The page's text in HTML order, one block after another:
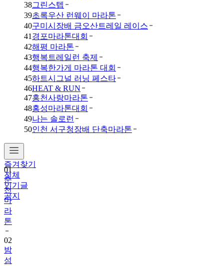
38그린스텝
39초록우산 런웨이 마라톤
40구미시장배 금오산트레일 레이스
41 경포마라톤대회
42해평 마라톤
43행복트레일런 축제
44행복한가게 마라톤 대회
45하트시그널 러닝 페스타
46HEAT & RUN
47홍천사랑마라톤
48홍성마라톤대회
49나는 솔로런
50인천 서구청장배 단축마라톤
즐겨찾기
전체
인기글
공지
01
춘
천
마
라
톤
02
밤
섬